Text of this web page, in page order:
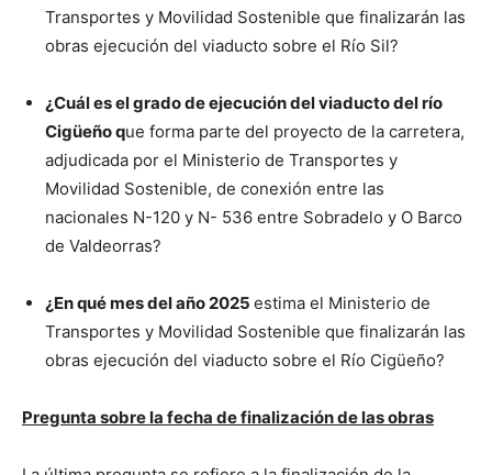
Transportes y Movilidad Sostenible que finalizarán las
obras ejecución del viaducto sobre el Río Sil?
¿Cuál es el grado de ejecución del viaducto del río
Cigüeño que forma parte del proyecto de la carretera,
adjudicada por el Ministerio de Transportes y
Movilidad Sostenible, de conexión entre las
nacionales N-120 y N- 536 entre Sobradelo y O Barco
de Valdeorras?
¿En qué mes del año 2025 estima el Ministerio de
Transportes y Movilidad Sostenible que finalizarán las
obras ejecución del viaducto sobre el Río Cigüeño?
Pregunta sobre la fecha de finalización de las obras